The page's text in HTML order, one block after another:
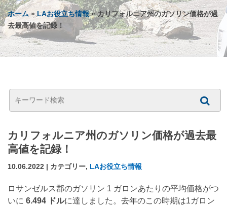
ホーム»LAお役立ち情報» カリフォルニア州のガソリン価格が過
去最高値を記録！
カリフォルニア州のガソリン価格が過去最
高値を記録！
10.06.2022 | カテゴリー, LAお役立ち情報
ロサンゼルス郡のガソリン 1 ガロンあたりの平均価格がつ
いに 6.494 ドルに達しました。去年のこの時期は1ガロン